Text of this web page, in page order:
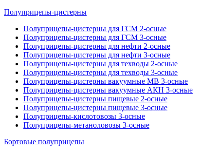
Полуприцепы-цистерны
Полуприцепы-цистерны для ГСМ 2-осные
Полуприцепы-цистерны для ГСМ 3-осные
Полуприцепы-цистерны для нефти 2-осные
Полуприцепы-цистерны для нефти 3-осные
Полуприцепы-цистерны для техводы 2-осные
Полуприцепы-цистерны для техводы 3-осные
Полуприцепы-цистерны вакуумные МВ 3-осные
Полуприцепы-цистерны вакуумные АКН 3-осные
Полуприцепы-цистерны пищевые 2-осные
Полуприцепы-цистерны пищевые 3-осные
Полуприцепы-кислотовозы 3-осные
Полуприцепы-метаноловозы 3-осные
Бортовые полуприцепы